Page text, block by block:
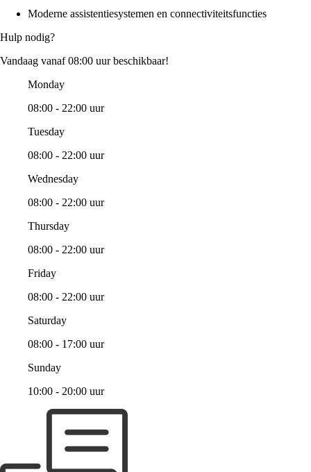
Moderne assistentiesystemen en connectiviteitsfuncties
Hulp nodig?
Vandaag vanaf 08:00 uur beschikbaar!
Monday
08:00 - 22:00 uur
Tuesday
08:00 - 22:00 uur
Wednesday
08:00 - 22:00 uur
Thursday
08:00 - 22:00 uur
Friday
08:00 - 22:00 uur
Saturday
08:00 - 17:00 uur
Sunday
10:00 - 20:00 uur